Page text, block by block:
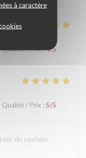
à caractère
Qualité / Prix:4/5
Qualité / Prix : 5/5
du cochon,